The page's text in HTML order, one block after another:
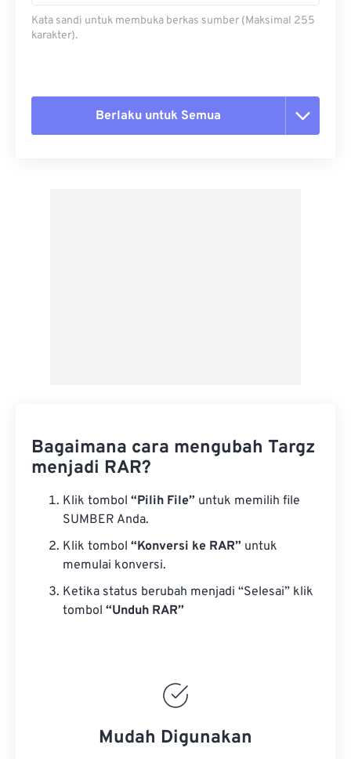
Kata sandi untuk membuka berkas sumber (Maksimal 255
karakter).
Berlaku untuk Semua
Bagaimana cara mengubah Targz
menjadi RAR?
Klik tombol “Pilih File” untuk memilih file
SUMBER Anda.
Klik tombol “Konversi ke RAR” untuk
memulai konversi.
Ketika status berubah menjadi “Selesai” klik
tombol “Unduh RAR”
Mudah Digunakan